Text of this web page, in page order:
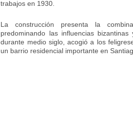
trabajos en 1930.
La construcción presenta la
predominando las influencias
durante medio siglo, acogió a los
un barrio residencial importante en